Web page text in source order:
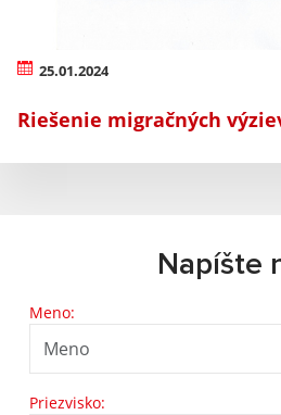
25.01.2024
Riešenie migračných
Napíšte
Meno:
Priezvisko: